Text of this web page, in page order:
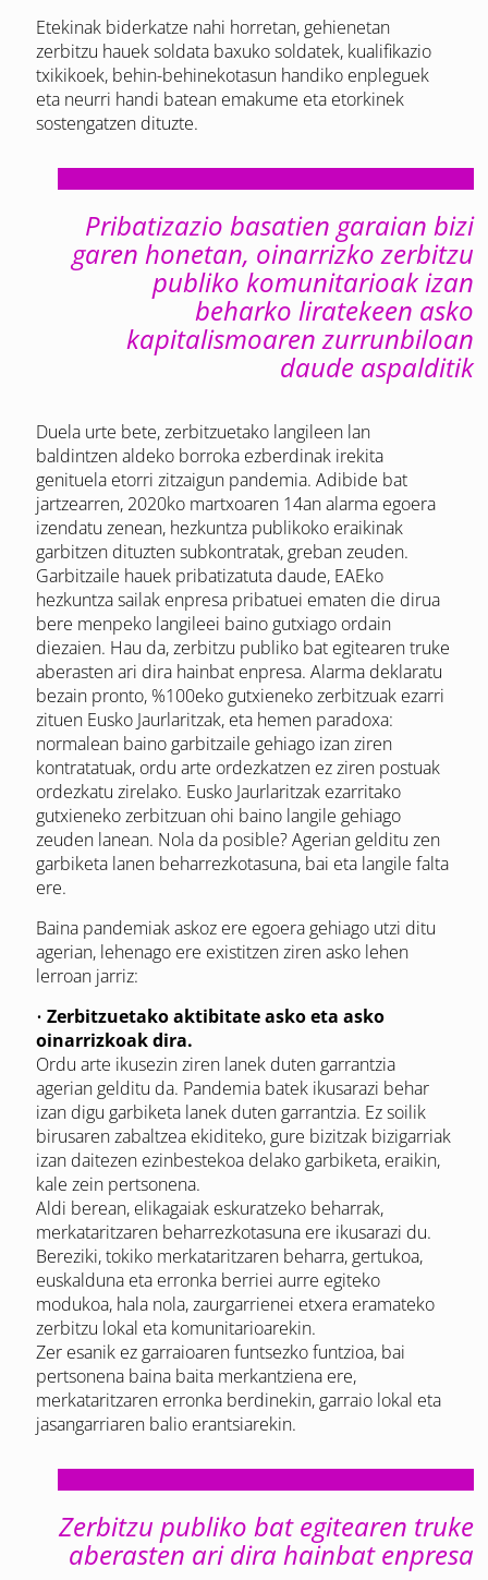
Etekinak biderkatze nahi horretan, gehienetan
zerbitzu hauek soldata baxuko soldatek, kualifikazio
txikikoek, behin-behinekotasun handiko enpleguek
eta neurri handi batean emakume eta etorkinek
sostengatzen dituzte.
Pribatizazio basatien garaian bizi
garen honetan, oinarrizko zerbitzu
publiko komunitarioak izan
beharko liratekeen asko
kapitalismoaren zurrunbiloan
daude aspalditik
Duela urte bete, zerbitzuetako langileen lan
baldintzen aldeko borroka ezberdinak irekita
genituela etorri zitzaigun pandemia. Adibide bat
jartzearren, 2020ko martxoaren 14an alarma egoera
izendatu zenean, hezkuntza publikoko eraikinak
garbitzen dituzten subkontratak, greban zeuden.
Garbitzaile hauek pribatizatuta daude, EAEko
hezkuntza sailak enpresa pribatuei ematen die dirua
bere menpeko langileei baino gutxiago ordain
diezaien. Hau da, zerbitzu publiko bat egitearen truke
aberasten ari dira hainbat enpresa. Alarma deklaratu
bezain pronto, %100eko gutxieneko zerbitzuak ezarri
zituen Eusko Jaurlaritzak, eta hemen paradoxa:
normalean baino garbitzaile gehiago izan ziren
kontratatuak, ordu arte ordezkatzen ez ziren postuak
ordezkatu zirelako. Eusko Jaurlaritzak ezarritako
gutxieneko zerbitzuan ohi baino langile gehiago
zeuden lanean. Nola da posible? Agerian gelditu zen
garbiketa lanen beharrezkotasuna, bai eta langile falta
ere.
Baina pandemiak askoz ere egoera gehiago utzi ditu
agerian, lehenago ere existitzen ziren asko lehen
lerroan jarriz:
• Zerbitzuetako aktibitate asko eta asko
oinarrizkoak dira.
Ordu arte ikusezin ziren lanek duten garrantzia
agerian gelditu da. Pandemia batek ikusarazi behar
izan digu garbiketa lanek duten garrantzia. Ez soilik
birusaren zabaltzea ekiditeko, gure bizitzak bizigarriak
izan daitezen ezinbestekoa delako garbiketa, eraikin,
kale zein pertsonena.
Aldi berean, elikagaiak eskuratzeko beharrak,
merkataritzaren beharrezkotasuna ere ikusarazi du.
Bereziki, tokiko merkataritzaren beharra, gertukoa,
euskalduna eta erronka berriei aurre egiteko
modukoa, hala nola, zaurgarrienei etxera eramateko
zerbitzu lokal eta komunitarioarekin.
Zer esanik ez garraioaren funtsezko funtzioa, bai
pertsonena baina baita merkantziena ere,
merkataritzaren erronka berdinekin, garraio lokal eta
jasangarriaren balio erantsiarekin.
Zerbitzu publiko bat egitearen truke
aberasten ari dira hainbat enpresa